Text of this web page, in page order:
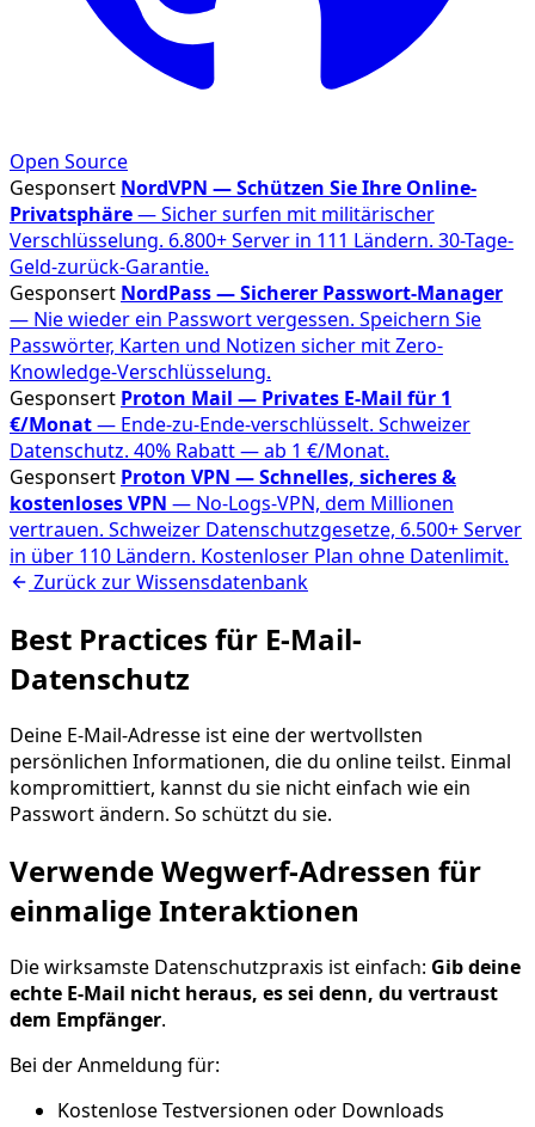
Open Source
Gesponsert NordVPN — Schützen Sie Ihre Online-
Privatsphäre— Sicher surfen mit militärischer
Verschlüsselung. 6.800+ Server in 111 Ländern. 30-Tage-
Geld-zurück-Garantie.
Gesponsert NordPass — Sicherer Passwort-Manager
— Nie wieder ein Passwort vergessen. Speichern Sie
Passwörter, Karten und Notizen sicher mit Zero-
Knowledge-Verschlüsselung.
Gesponsert Proton Mail — Privates E-Mail für 1
€/Monat— Ende-zu-Ende-verschlüsselt. Schweizer
Datenschutz. 40% Rabatt — ab 1 €/Monat.
Gesponsert Proton VPN — Schnelles, sicheres &
kostenloses VPN — No-Logs-VPN, dem Millionen
vertrauen. Schweizer Datenschutzgesetze, 6.500+ Server
in über 110 Ländern. Kostenloser Plan ohne Datenlimit.
Zurück zur Wissensdatenbank
Best Practices für E-Mail-
Datenschutz
Deine E-Mail-Adresse ist eine der wertvollsten
persönlichen Informationen, die du online teilst. Einmal
kompromittiert, kannst du sie nicht einfach wie ein
Passwort ändern. So schützt du sie.
Verwende Wegwerf-Adressen für
einmalige Interaktionen
Die wirksamste Datenschutzpraxis ist einfach: Gib deine
echte E-Mail nicht heraus, es sei denn, du vertraust
dem Empfänger.
Bei der Anmeldung für:
Kostenlose Testversionen oder Downloads